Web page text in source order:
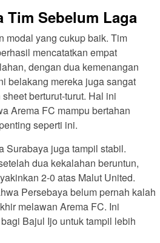
Tim Sebelum Laga
modal yang cukup baik. Tim
mencatatkan empat
dengan dua kemenangan
belakang mereka juga sangat
berturut-turut. Hal ini
Arema FC mampu bertahan
seperti ini.
Surabaya juga tampil stabil.
dua kekalahan beruntun,
2-0 atas Malut United.
Persebaya belum pernah kalah
melawan Arema FC. Ini
Bajul Ijo untuk tampil lebih